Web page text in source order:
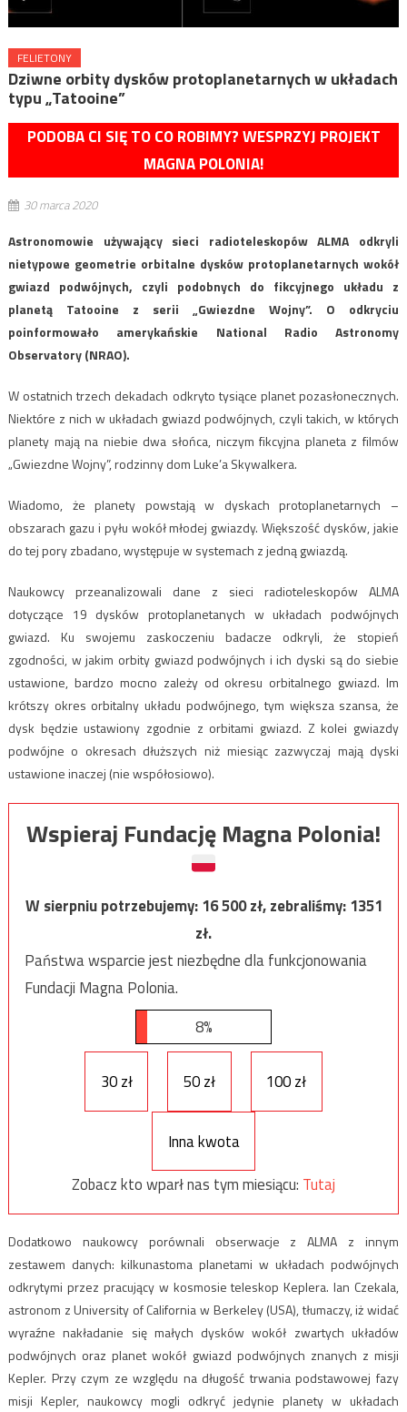
FELIETONY
Dziwne orbity dysków protoplanetarnych w układach
typu „Tatooine”
PODOBA CI SIĘ TO CO ROBIMY? WESPRZYJ PROJEKT
MAGNA POLONIA!
30 marca 2020
Astronomowie używający sieci radioteleskopów ALMA odkryli
nietypowe geometrie orbitalne dysków protoplanetarnych wokół
gwiazd podwójnych, czyli podobnych do fikcyjnego układu z
planetą Tatooine z serii „Gwiezdne Wojny”. O odkryciu
poinformowało amerykańskie National Radio Astronomy
Observatory (NRAO).
W ostatnich trzech dekadach odkryto tysiące planet pozasłonecznych.
Niektóre z nich w układach gwiazd podwójnych, czyli takich, w których
planety mają na niebie dwa słońca, niczym fikcyjna planeta z filmów
„Gwiezdne Wojny”, rodzinny dom Luke’a Skywalkera.
Wiadomo, że planety powstają w dyskach protoplanetarnych –
obszarach gazu i pyłu wokół młodej gwiazdy. Większość dysków, jakie
do tej pory zbadano, występuje w systemach z jedną gwiazdą.
Naukowcy przeanalizowali dane z sieci radioteleskopów ALMA
dotyczące 19 dysków protoplanetanych w układach podwójnych
gwiazd. Ku swojemu zaskoczeniu badacze odkryli, że stopień
zgodności, w jakim orbity gwiazd podwójnych i ich dyski są do siebie
ustawione, bardzo mocno zależy od okresu orbitalnego gwiazd. Im
krótszy okres orbitalny układu podwójnego, tym większa szansa, że
dysk będzie ustawiony zgodnie z orbitami gwiazd. Z kolei gwiazdy
podwójne o okresach dłuższych niż miesiąc zazwyczaj mają dyski
ustawione inaczej (nie współosiowo).
Wspieraj Fundację Magna Polonia!
W sierpniu potrzebujemy:16 500zł, zebraliśmy:1351
zł.
Państwa wsparcie jest niezbędne dla funkcjonowania
Fundacji Magna Polonia.
8%
30 zł 50 zł 100 zł
Inna kwota
Zobacz kto wparł nas tym miesiącu: Tutaj
Dodatkowo naukowcy porównali obserwacje z ALMA z innym
zestawem danych: kilkunastoma planetami w układach podwójnych
odkrytymi przez pracujący w kosmosie teleskop Keplera. Ian Czekala,
astronom z University of California w Berkeley (USA), tłumaczy, iż widać
wyraźne nakładanie się małych dysków wokół zwartych układów
podwójnych oraz planet wokół gwiazd podwójnych znanych z misji
Kepler. Przy czym ze względu na długość trwania podstawowej fazy
misji Kepler, naukowcy mogli odkryć jedynie planety w układach